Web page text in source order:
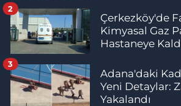
Çerkezköy'de
Kimyasal Gaz
Hastaneye
2
Adana'daki
Yeni Detaylar:
Yakalandı
3